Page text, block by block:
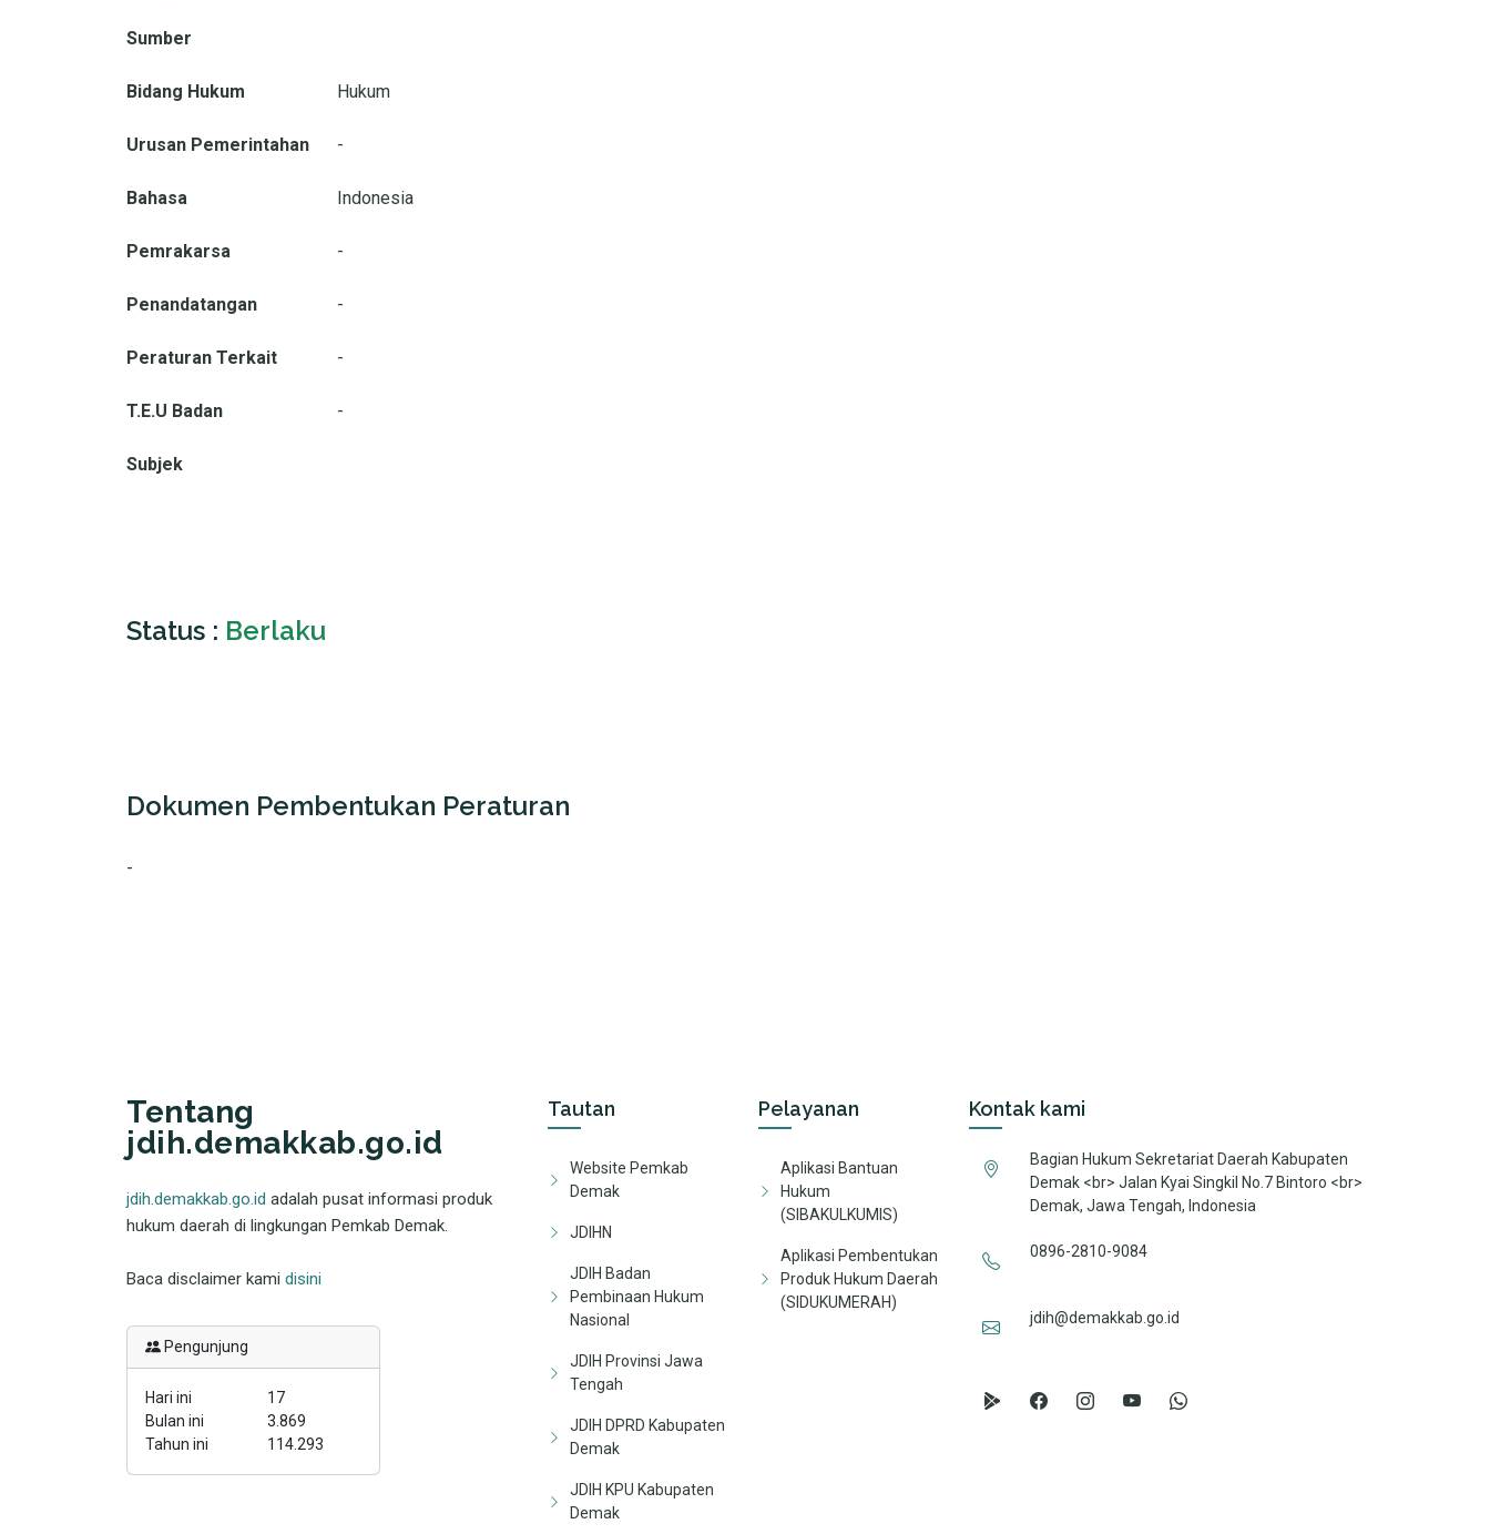
Sumber
Bidang Hukum Hukum
Urusan Pemerintahan -
Bahasa Indonesia
Pemrakarsa -
Penandatangan -
Peraturan Terkait -
T.E.U Badan -
Subjek
Status : Berlaku
Dokumen Pembentukan Peraturan
-
Tentang
jdih.demakkab.go.id
jdih.demakkab.go.id adalah pusat informasi produk
hukum daerah di lingkungan Pemkab Demak.
Baca disclaimer kami disini
Pengunjung
Hari ini
17
Bulan ini
3.869
Tahun ini
114.293
Tautan
Website Pemkab
Demak
JDIHN
JDIH Badan
Pembinaan Hukum
Nasional
JDIH Provinsi Jawa
Tengah
JDIH DPRD Kabupaten
Demak
JDIH KPU Kabupaten
Demak
Pelayanan
Aplikasi Bantuan
Hukum
(SIBAKULKUMIS)
Aplikasi Pembentukan
Produk Hukum Daerah
(SIDUKUMERAH)
Kontak kami
Bagian Hukum Sekretariat Daerah Kabupaten
Demak <br> Jalan Kyai Singkil No.7 Bintoro <br>
Demak, Jawa Tengah, Indonesia
0896-2810-9084
jdih@demakkab.go.id